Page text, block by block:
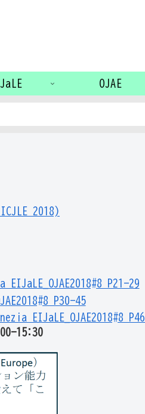
OJAE
2018)
EIJaLE_OJAE2018#8 P21-29
P30-45
EIJaLE_OJAE2018#8
15:30